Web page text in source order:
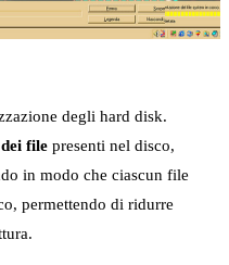
degli hard disk.
file presenti nel disco,
in modo che ciascun file
permettendo di ridurre